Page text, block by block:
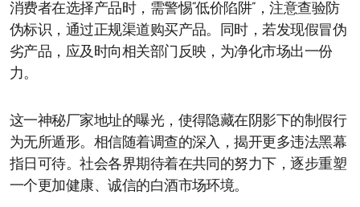
消费者在选择产品时，需警惕“低价陷阱”，注意查验防
伪标识，通过正规渠道购买产品。同时，若发现假冒伪
劣产品，应及时向相关部门反映，为净化市场出一份
力。
这一神秘厂家地址的曝光，使得隐藏在阴影下的制假行
为无所遁形。相信随着调查的深入，揭开更多违法黑幕
指日可待。社会各界期待着在共同的努力下，逐步重塑
一个更加健康、诚信的白酒市场环境。